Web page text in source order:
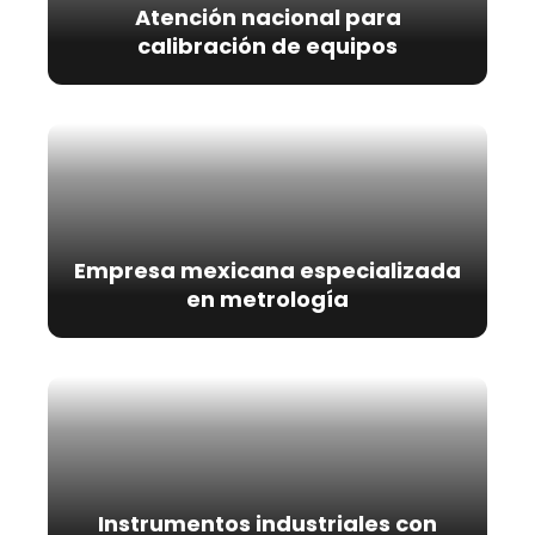
Atención nacional para
calibración de equipos
Empresa mexicana especializada
en metrología
Instrumentos industriales con